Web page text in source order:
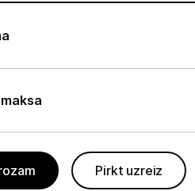
Pirkt uzreiz